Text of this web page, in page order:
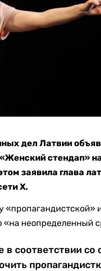
дел Латвии
стендап»
заявила глава
Х.
неопределенный
соответствии со